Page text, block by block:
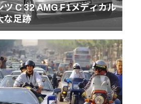
ツ C 32 AMG F1メディカル
な足跡